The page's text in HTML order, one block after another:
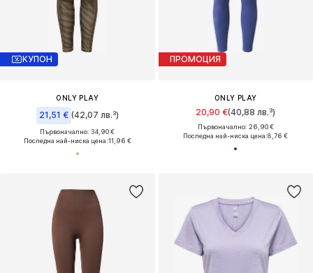
КУПОН
ONLY PLAY
21,51 € (42,07 лв.³)
Първоначално: 34,90 €
Последна най-ниска цена:11,96 €
ПРОМОЦИЯ
ONLY PLAY
20,90 €(40,88 лв.³)
Първоначално: 26,90 €
Последна най-ниска цена:8,76 €